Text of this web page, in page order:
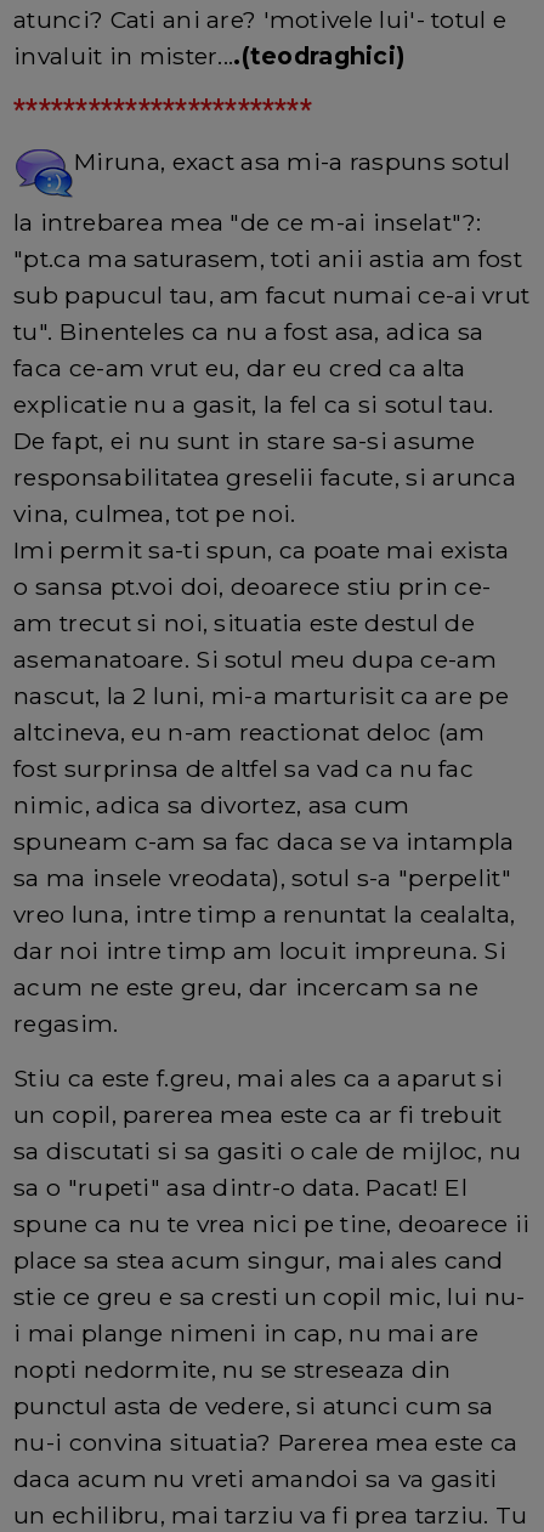
atunci? Cati ani are? 'motivele lui'- totul e
invaluit in mister....(teodraghici)
************************
Miruna, exact asa mi-a raspuns sotul
la intrebarea mea "de ce m-ai inselat"?:
"pt.ca ma saturasem, toti anii astia am fost
sub papucul tau, am facut numai ce-ai vrut
tu". Binenteles ca nu a fost asa, adica sa
faca ce-am vrut eu, dar eu cred ca alta
explicatie nu a gasit, la fel ca si sotul tau.
De fapt, ei nu sunt in stare sa-si asume
responsabilitatea greselii facute, si arunca
vina, culmea, tot pe noi.
Imi permit sa-ti spun, ca poate mai exista
o sansa pt.voi doi, deoarece stiu prin ce-
am trecut si noi, situatia este destul de
asemanatoare. Si sotul meu dupa ce-am
nascut, la 2 luni, mi-a marturisit ca are pe
altcineva, eu n-am reactionat deloc (am
fost surprinsa de altfel sa vad ca nu fac
nimic, adica sa divortez, asa cum
spuneam c-am sa fac daca se va intampla
sa ma insele vreodata), sotul s-a "perpelit"
vreo luna, intre timp a renuntat la cealalta,
dar noi intre timp am locuit impreuna. Si
acum ne este greu, dar incercam sa ne
regasim.
Stiu ca este f.greu, mai ales ca a aparut si
un copil, parerea mea este ca ar fi trebuit
sa discutati si sa gasiti o cale de mijloc, nu
sa o "rupeti" asa dintr-o data. Pacat! El
spune ca nu te vrea nici pe tine, deoarece ii
place sa stea acum singur, mai ales cand
stie ce greu e sa cresti un copil mic, lui nu-
i mai plange nimeni in cap, nu mai are
nopti nedormite, nu se streseaza din
punctul asta de vedere, si atunci cum sa
nu-i convina situatia? Parerea mea este ca
daca acum nu vreti amandoi sa va gasiti
un echilibru, mai tarziu va fi prea tarziu. Tu